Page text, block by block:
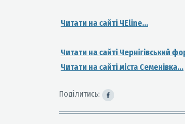
Читати на сайті ЧЕline...
Читати на сайті Чернігівський
Читати на сайті міста Семенівка...
Поділитись: